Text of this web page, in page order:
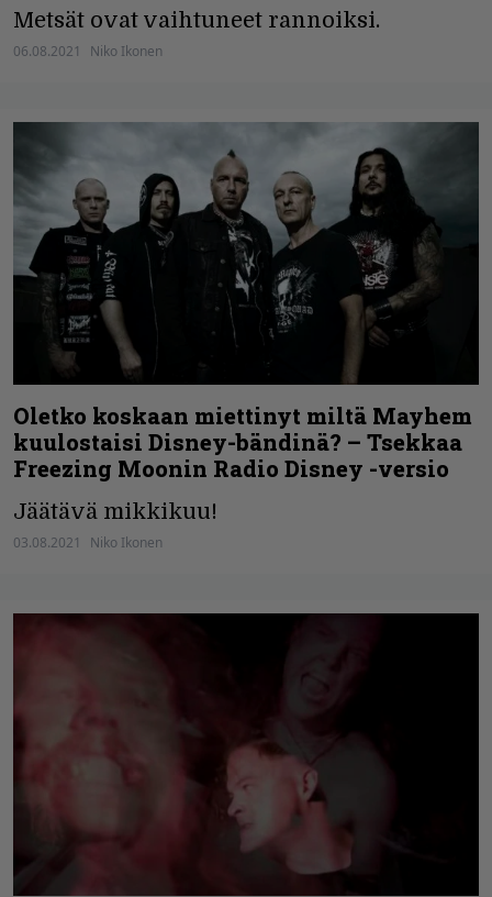
Metsät ovat vaihtuneet rannoiksi.
06.08.2021 Niko Ikonen
Oletko koskaan miettinyt miltä Mayhem
kuulostaisi Disney-bändinä? – Tsekkaa
Freezing Moonin Radio Disney -versio
Jäätävä mikkikuu!
03.08.2021 Niko Ikonen